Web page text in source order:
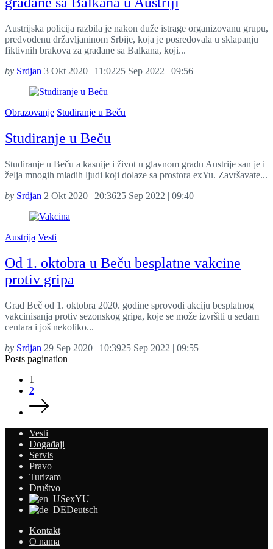
Austrijska policija razbila je nakon duže istrage organizovanu grupu,
predvođenu državljaninom Srbije, koja je posredovala u sklapanju
fiktivnih brakova za građane sa Balkana, koji...
by Srdjan 3 Okt 2020 | 11:0225 Sep 2022 | 09:56
Obrazovanje Studiranje u Beču
Studiranje u Beču
Studiranje u Beču a kasnije i život u glavnom gradu Austrije san je i
želja mnogih mladih ljudi koji dolaze sa prostora exYu. Završavate...
by Srdjan 2 Okt 2020 | 20:3625 Sep 2022 | 09:40
Austrija Vesti
Od 1. oktobra u Beču besplatne vakcine
protiv gripa
Grad Beč od 1. oktobra 2020. godine sprovodi akciju besplatnog
vakcinisanja protiv sezonskog gripa, koje se može izvršiti u sedam
centara i još nekoliko...
by Srdjan 29 Sep 2020 | 10:3925 Sep 2022 | 09:55
Posts pagination
1
2
Vesti
Događaji
Servis
Pravo
Turizam
Društvo
exYU
Deutsch
Kontakt
O nama